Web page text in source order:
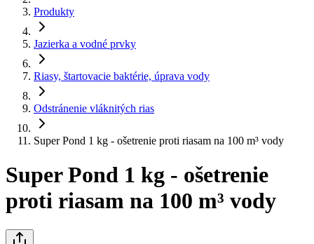
Produkty
Jazierka a vodné prvky
Riasy, štartovacie baktérie, úprava vody
Odstránenie vláknitých rias
Super Pond 1 kg - ošetrenie proti riasam na 100 m³ vody
Super Pond 1 kg - ošetrenie
proti riasam na 100 m³ vody